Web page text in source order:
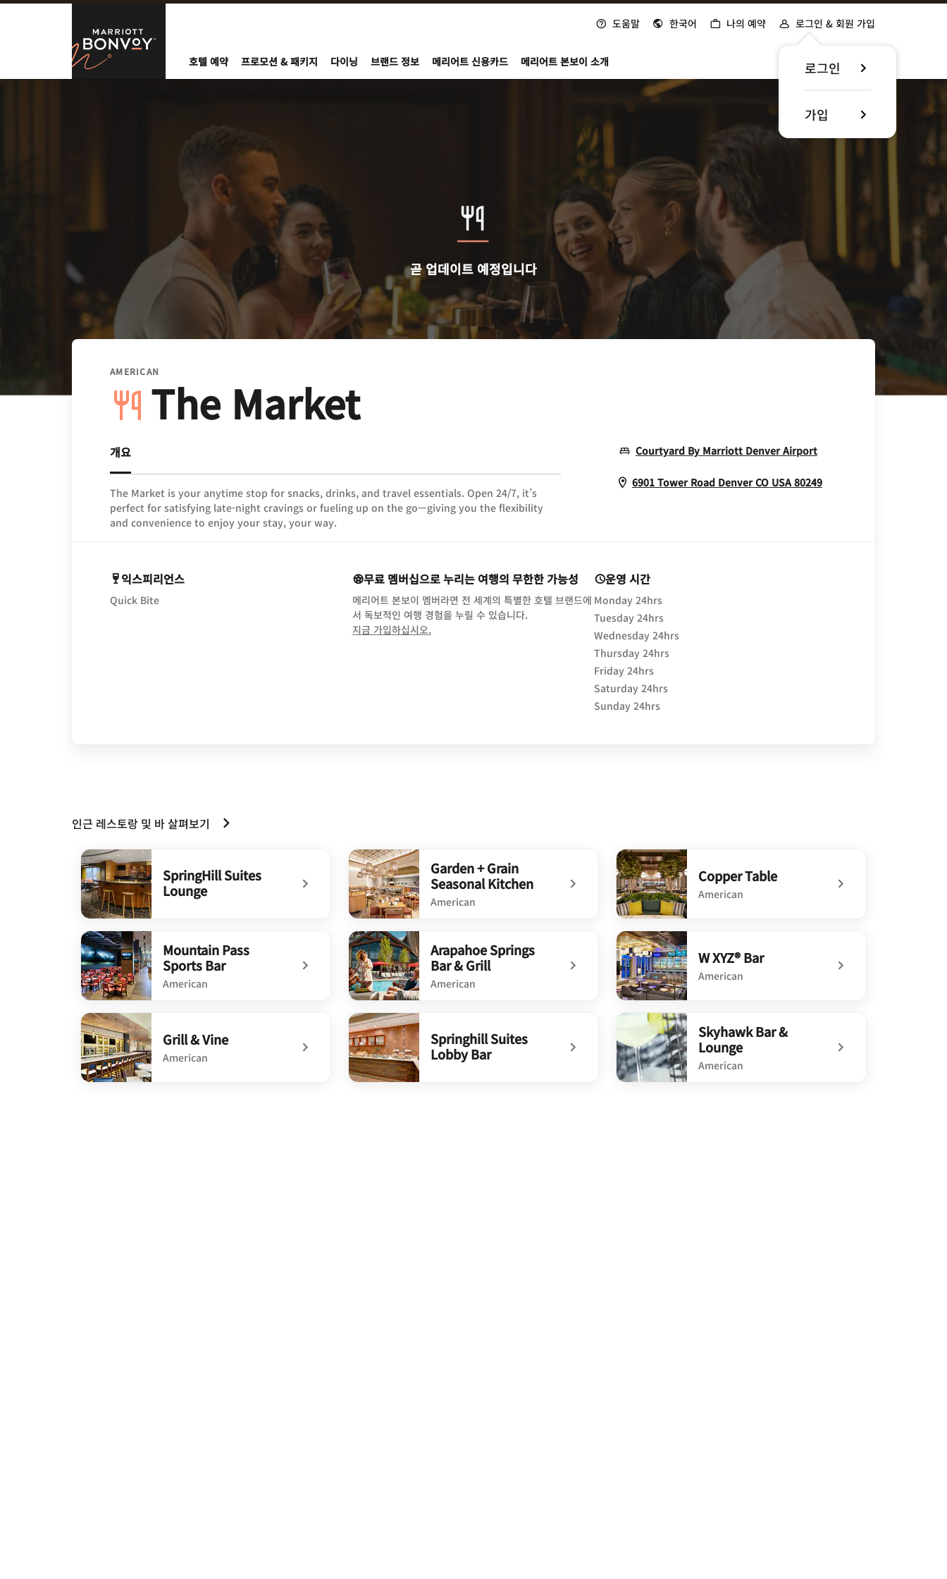
Skip to Content
Marriott Bonvoy
도움말 한국어 나의 예약 로그인 & 회원 가입
로그인
가입
호텔 예약 프로모션 & 패키지 다이닝 브랜드 정보 메리어트 신용카드 메리어트 본보이 소개
곧 업데이트 예정입니다
AMERICAN
The Market
개요
The Market is your anytime stop for snacks, drinks, and travel essentials. Open 24/7, it’s
perfect for satisfying late-night cravings or fueling up on the go—giving you the flexibility
and convenience to enjoy your stay, your way.
Courtyard By Marriott Denver AirportOpens In New Window
6901 Tower Road Denver CO USA 80249Opens In New Window
익스피리언스
Quick Bite
무료 멤버십으로 누리는 여행의 무한한 가능성
메리어트 본보이 멤버라면 전 세계의 특별한 호텔 브랜드에
서 독보적인 여행 경험을 누릴 수 있습니다.
지금 가입하십시오.
운영 시간
Monday 24hrs
Tuesday 24hrs
Wednesday 24hrs
Thursday 24hrs
Friday 24hrs
Saturday 24hrs
Sunday 24hrs
인근 레스토랑 및 바 살펴보기
SpringHill Suites
Lounge
undefined SpringHill Suites Lounge
Garden + Grain
Seasonal Kitchen
American
undefined Garden + Grain Seasonal Kitchen
Copper Table
American
undefined Copper Table
Mountain Pass
Sports Bar
American
undefined Mountain Pass Sports Bar
Arapahoe Springs
Bar & Grill
American
undefined Arapahoe Springs Bar & Grill
W XYZ® Bar
American
undefined W XYZ® Bar
Grill & Vine
American
Springhill Suites
Lobby Bar
Skyhawk Bar &
Lounge
American